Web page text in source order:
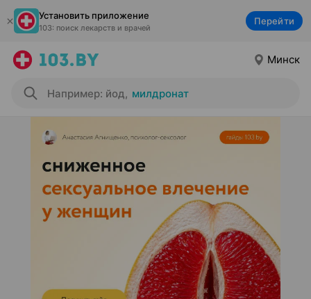
Установить приложение
103: поиск лекарств и врачей
Перейти
Минск
Например: йод, милдронат